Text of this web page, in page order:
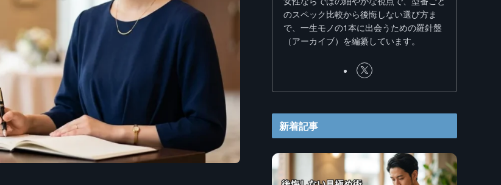
のスペック比較から後悔しない選び方ま
で、一生モノの1本に出会うための羅針盤
（アーカイブ）を編纂しています。
新着記事